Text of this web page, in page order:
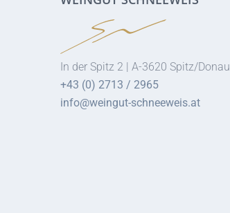
In der Spitz 2 | A-3620 Spitz/Donau
+43 (0) 2713 / 2965
info@weingut-schneeweis.at